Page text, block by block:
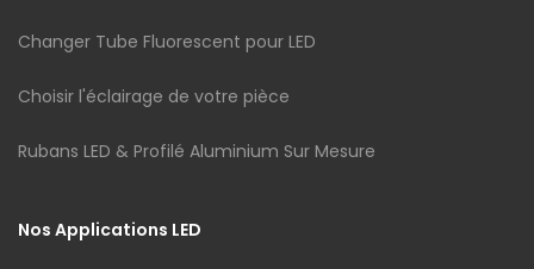
Changer Tube Fluorescent pour LED
Choisir l'éclairage de votre pièce
Rubans LED & Profilé Aluminium Sur Mesure
Nos Applications LED